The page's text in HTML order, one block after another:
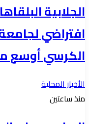
الجلابية
افتراضي
الكرسي أوسع
الأخبار المحلية
منذ ساعتين